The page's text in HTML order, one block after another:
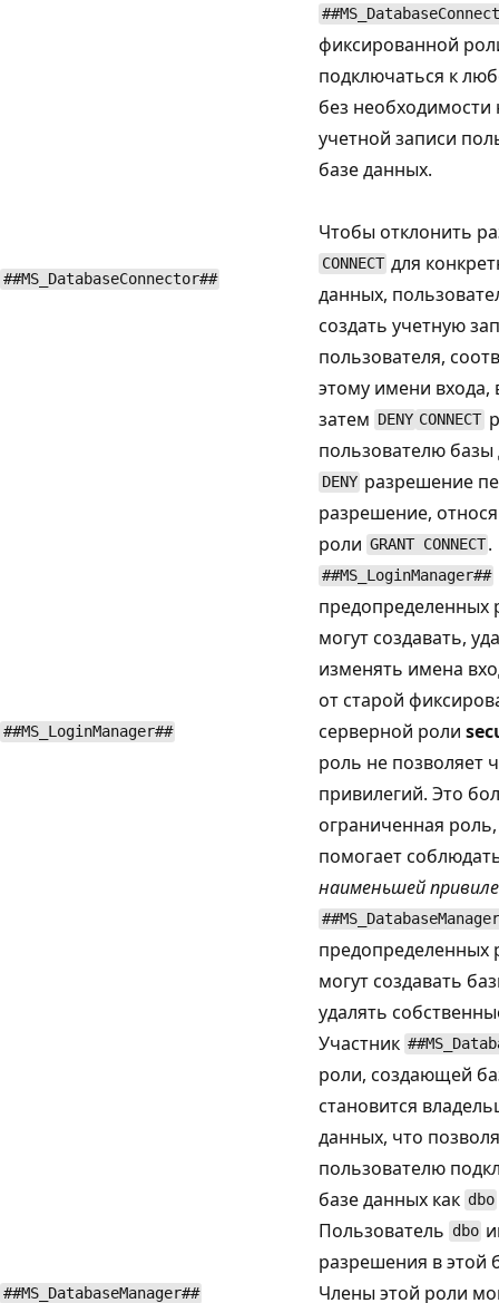
##MS_DatabaseConnector##
фиксированной
подключаться к
без необходимости
учетной записи
базе данных.
Чтобы отклонить
CONNECT для
данных,
создать учетную
пользователя,
этому имени входа,
затем DENY CONNECT
пользователю
DENY разрешение
разрешение,
роли GRANT CONNECT .
##MS_LoginManager##
##MS_LoginManager##
предопределенных
могут создавать,
изменять имена
от старой
серверной роли
роль не позволяет
привилегий. Это
ограниченная
помогает
наименьшей
##MS_DatabaseManager##
предопределенных
могут создавать
удалять
Участник
роли, создающей
становится
данных, что
пользователю
базе данных как dbo
Пользователь dbo
разрешения в этой
Члены этой роли